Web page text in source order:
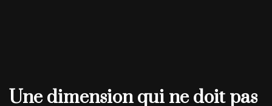
Une dimension qui ne doit pas